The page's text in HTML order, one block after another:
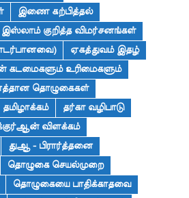
இணை கற்பித்தல்
இஸ்லாம் குறித்த விமர்சனங்கள்
ஏகத்துவம் இதழ்
உரிமைகளும்
தொழுகைகள்
தமிழாக்கம்
தர்கா வழிபாடு
விளக்கம்
துஆ - பிரார்த்தனை
தொழுகை செயல்முறை
தொழுகையை பாதிக்காதவை